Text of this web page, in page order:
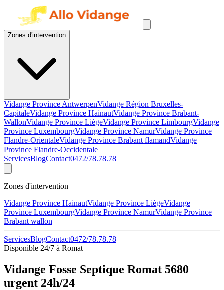
Zones d'intervention
Vidange Province AntwerpenVidange Région Bruxelles-
CapitaleVidange Province HainautVidange Province Brabant-
WallonVidange Province LiègeVidange Province LimbourgVidange
Province LuxembourgVidange Province NamurVidange Province
Flandre-OrientaleVidange Province Brabant flamandVidange
Province Flandre-Occidentale
ServicesBlogContact0472/78.78.78
Zones d'intervention
Vidange Province HainautVidange Province LiègeVidange
Province LuxembourgVidange Province NamurVidange Province
Brabant wallon
ServicesBlogContact0472/78.78.78
Disponible 24/7 à Romat
Vidange Fosse Septique Romat 5680
urgent 24h/24